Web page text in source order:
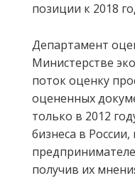
позиции к 2018
Департамент
Министерстве
поток оценку
оцененных
только в 2012
бизнеса в
получив их